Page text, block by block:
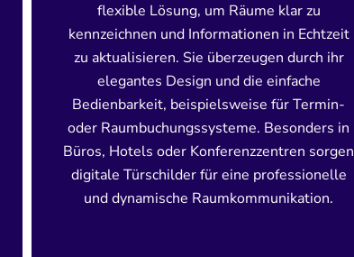
flexible Lösung, um Räume klar zu
kennzeichnen und Informationen in Echtzeit
zu aktualisieren. Sie überzeugen durch ihr
elegantes Design und die einfache
Bedienbarkeit, beispielsweise für Termin-
oder Raumbuchungssysteme. Besonders in
Büros, Hotels oder Konferenzzentren sorgen
digitale Türschilder für eine professionelle
und dynamische Raumkommunikation.